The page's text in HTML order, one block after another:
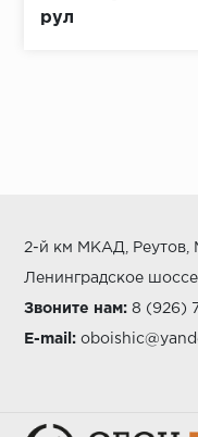
рул
2-й км МКАД, Реутов,
Ленинградское
Звоните нам: 8 (926)
E-mail: